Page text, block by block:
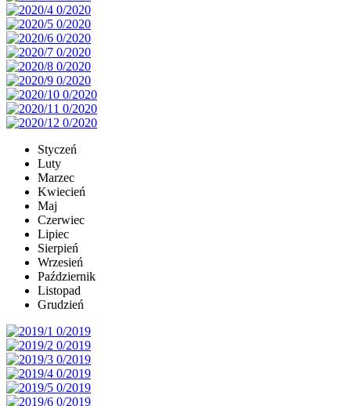
Styczeń
Luty
Marzec
Kwiecień
Maj
Czerwiec
Lipiec
Sierpień
Wrzesień
Październik
Listopad
Grudzień